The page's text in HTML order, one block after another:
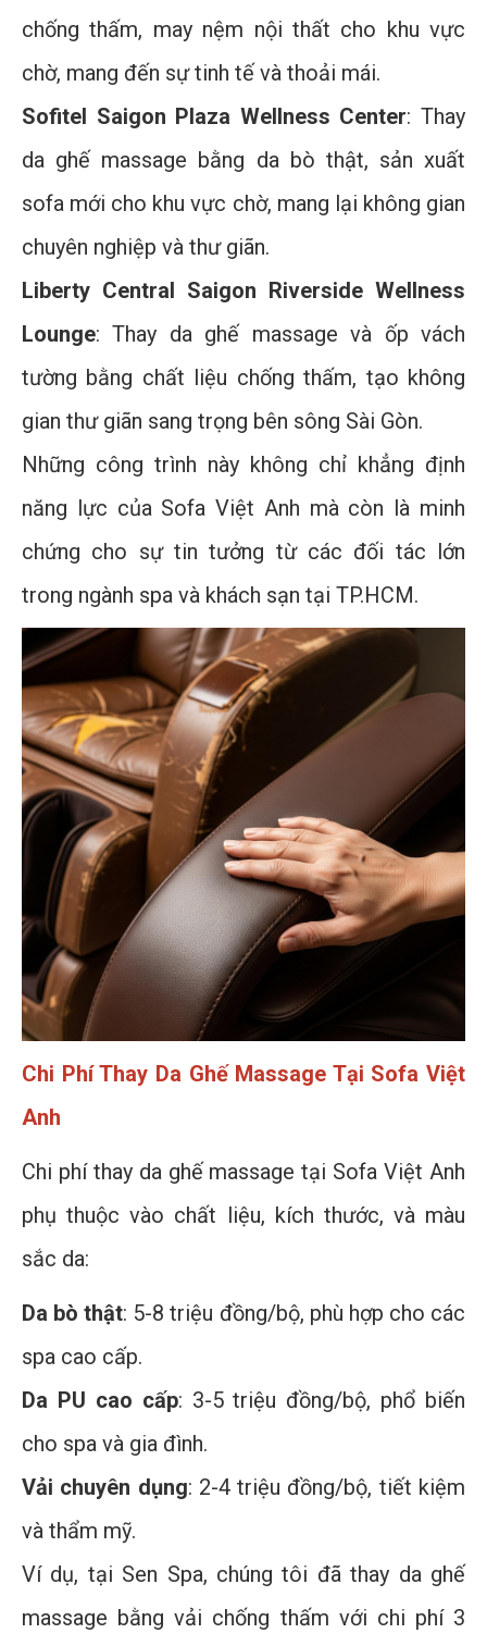
chống thấm, may nệm nội thất cho khu vực
chờ, mang đến sự tinh tế và thoải mái.
Sofitel Saigon Plaza Wellness Center: Thay
da ghế massage bằng da bò thật, sản xuất
sofa mới cho khu vực chờ, mang lại không gian
chuyên nghiệp và thư giãn.
Liberty Central Saigon Riverside Wellness
Lounge: Thay da ghế massage và ốp vách
tường bằng chất liệu chống thấm, tạo không
gian thư giãn sang trọng bên sông Sài Gòn.
Những công trình này không chỉ khẳng định
năng lực của Sofa Việt Anh mà còn là minh
chứng cho sự tin tưởng từ các đối tác lớn
trong ngành spa và khách sạn tại TP.HCM.
Chi Phí Thay Da Ghế Massage Tại Sofa Việt
Anh
Chi phí thay da ghế massage tại Sofa Việt Anh
phụ thuộc vào chất liệu, kích thước, và màu
sắc da:
Da bò thật: 5-8 triệu đồng/bộ, phù hợp cho các
spa cao cấp.
Da PU cao cấp: 3-5 triệu đồng/bộ, phổ biến
cho spa và gia đình.
Vải chuyên dụng: 2-4 triệu đồng/bộ, tiết kiệm
và thẩm mỹ.
Ví dụ, tại Sen Spa, chúng tôi đã thay da ghế
massage bằng vải chống thấm với chi phí 3